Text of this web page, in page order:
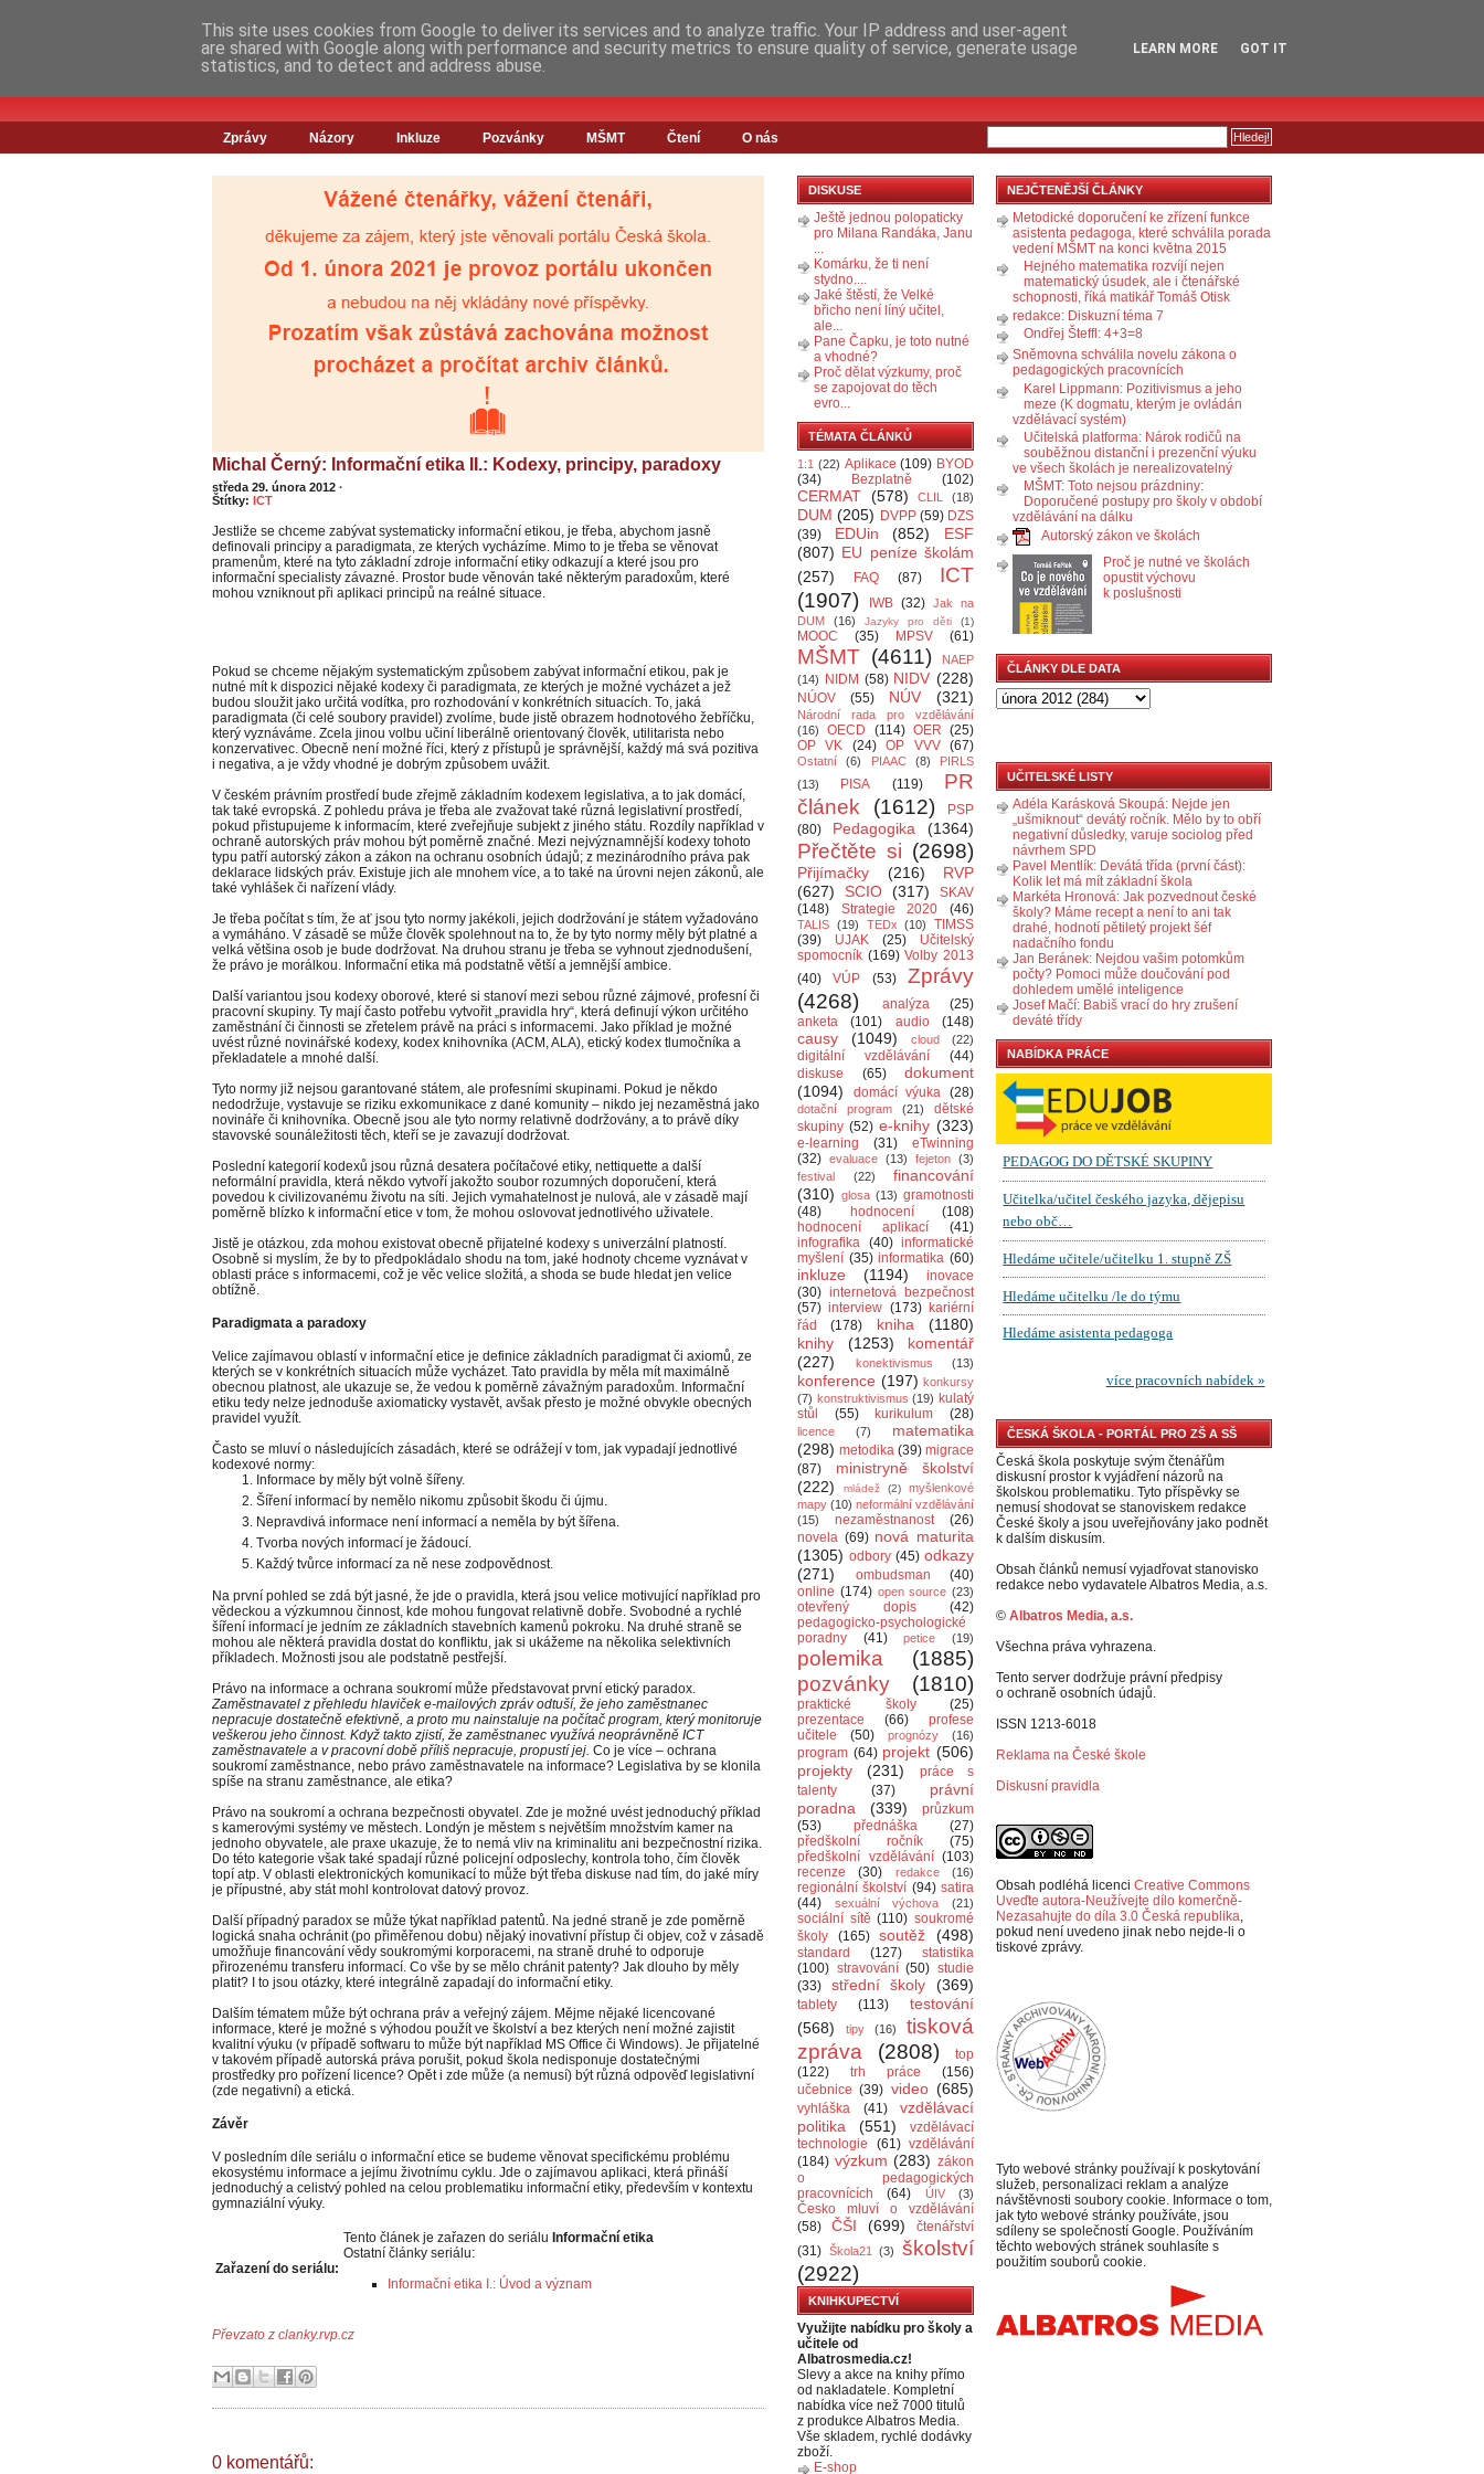
Zprávy Názory Inkluze Pozvánky MŠMT Čtení O nás
Michal Černý: Informační etika II.: Kodexy, principy, paradoxy
středa 29. února 2012 ·
Štítky: ICT
Jestliže se chceme zabývat systematicky informační etikou, je třeba, abychom jasně
definovali principy a paradigmata, ze kterých vycházíme. Mimo to je třeba se věnovat
pramenům, které na tyto základní zdroje informační etiky odkazují a které jsou pro
informační specialisty závazné. Prostor bude věnován také některým paradoxům, které
mohou vzniknout při aplikaci principů na reálné situace.
Pokud se chceme nějakým systematickým způsobem zabývat informační etikou, pak je
nutné mít k dispozici nějaké kodexy či paradigmata, ze kterých je možné vycházet a jež
budou sloužit jako určitá vodítka, pro rozhodování v konkrétních situacích. To, jaká
paradigmata (či celé soubory pravidel) zvolíme, bude jistě obrazem hodnotového žebříčku,
který vyznáváme. Zcela jinou volbu učiní liberálně orientovaný člověk, utilitarista nebo
konzervativec. Obecně není možné říci, který z přístupů je správnější, každý má svá pozitiva
i negativa, a je vždy vhodné je dobrým způsobem uvážit.
V českém právním prostředí bude zřejmě základním kodexem legislativa, a to jak domácí,
tak také evropská. Z pohledu práva je třeba ale zvažovat také různá legislativní prostředí,
pokud přistupujeme k informacím, které zveřejňuje subjekt z jiného státu. Rozdíly například v
ochraně autorských práv mohou být poměrně značné. Mezi nejvýznamnější kodexy tohoto
typu patří autorský zákon a zákon na ochranu osobních údajů; z mezinárodního práva pak
deklarace lidských práv. Existuje jich ale mnohem více, a to také na úrovni nejen zákonů, ale
také vyhlášek či nařízení vlády.
Je třeba počítat s tím, že ať jsou tyto normy jakékoli, jejich dodržování je státem vyžadováno
a vymáháno. V zásadě se může člověk spolehnout na to, že by tyto normy měly být platné a
velká většina osob je bude dodržovat. Na druhou stranu je třeba se vyhnout zjednodušení,
že právo je morálkou. Informační etika má podstatně větší a jemnější ambice.
Další variantou jsou kodexy oborové, které si stanoví mezi sebou různé zájmové, profesní či
pracovní skupiny. Ty mají často potřebu vytvořit „pravidla hry“, která definují výkon určitého
zaměstnání či činnosti se zřetelem právě na práci s informacemi. Jako příklad je možné
uvést různé novinářské kodexy, kodex knihovníka (ACM, ALA), etický kodex tlumočníka a
překladatele a mnohé další.
Tyto normy již nejsou garantované státem, ale profesními skupinami. Pokud je někdo
nedodržuje, vystavuje se riziku exkomunikace z dané komunity – nikdo jej nezaměstná jako
novináře či knihovníka. Obecně jsou ale tyto normy relativně dodržovány, a to právě díky
stavovské sounáležitosti těch, kteří se je zavazují dodržovat.
Poslední kategorií kodexů jsou různá desatera počítačové etiky, nettiquette a další
neformální pravidla, která někdo vytvoří jakožto soubor rozumných doporučení, která
povedou k civilizovanému životu na síti. Jejich vymahatelnost je nulová, ale v zásadě mají
poměrně blízko k informační etice v tom, že mohou oslovovat jednotlivého uživatele.
Jistě je otázkou, zda mohou existovat obecně přijatelné kodexy s univerzální platností.
Osobně si myslím, že by to předpokládalo shodu na tom, jaké hodnoty chceme vyznávat v
oblasti práce s informacemi, což je věc velice složitá, a shoda se bude hledat jen velice
obtížně.
Paradigmata a paradoxy
Velice zajímavou oblastí v informační etice je definice základních paradigmat či axiomů, ze
kterých se v konkrétních situacích může vycházet. Tato pravidla by měla mít maximálně
obecnou platnost, ale ukazuje se, že vedou k poměrně závažným paradoxům. Informační
etiku tedy nelze jednoduše axiomaticky vystavět, avšak přesto je možné obvykle obecných
pravidel využít.
Často se mluví o následujících zásadách, které se odrážejí v tom, jak vypadají jednotlivé
kodexové normy:
Informace by měly být volně šířeny.
Šíření informací by nemělo nikomu způsobit škodu či újmu.
Nepravdivá informace není informací a neměla by být šířena.
Tvorba nových informací je žádoucí.
Každý tvůrce informací za ně nese zodpovědnost.
Na první pohled se zdá být jasné, že jde o pravidla, která jsou velice motivující například pro
vědeckou a výzkumnou činnost, kde mohou fungovat relativně dobře. Svobodné a rychlé
šíření informací je jedním ze základních stavebních kamenů pokroku. Na druhé straně se
mohou ale některá pravidla dostat do konfliktu, jak si ukážeme na několika selektivních
příkladech. Možnosti jsou ale podstatně pestřejší.
Právo na informace a ochrana soukromí může představovat první etický paradox.
Zaměstnavatel z přehledu hlaviček e-mailových zpráv odtuší, že jeho zaměstnanec
nepracuje dostatečně efektivně, a proto mu nainstaluje na počítač program, který monitoruje
veškerou jeho činnost. Když takto zjistí, že zaměstnanec využívá neoprávněně ICT
zaměstnavatele a v pracovní době příliš nepracuje, propustí jej. Co je více – ochrana
soukromí zaměstnance, nebo právo zaměstnavatele na informace? Legislativa by se klonila
spíše na stranu zaměstnance, ale etika?
Právo na soukromí a ochrana bezpečnosti obyvatel. Zde je možné uvést jednoduchý příklad
s kamerovými systémy ve městech. Londýn je městem s největším množstvím kamer na
jednoho obyvatele, ale praxe ukazuje, že to nemá vliv na kriminalitu ani bezpečnostní rizika.
Do této kategorie však také spadají různé policejní odposlechy, kontrola toho, čím člověk
topí atp. V oblasti elektronických komunikací to může být třeba diskuse nad tím, do jaké míry
je přípustné, aby stát mohl kontrolovat datový provoz.
Další případný paradox se může týkat například patentů. Na jedné straně je zde poměrně
logická snaha ochránit (po přiměřenou dobu) nějaký inovativní přístup či objev, což v zásadě
umožňuje financování vědy soukromými korporacemi, na straně druhé to odporuje
přirozenému transferu informací. Co vše by se mělo chránit patenty? Jak dlouho by měly
platit? I to jsou otázky, které integrálně zapadají do informační etiky.
Dalším tématem může být ochrana práv a veřejný zájem. Mějme nějaké licencované
informace, které je možné s výhodou použít ve školství a bez kterých není možné zajistit
kvalitní výuku (v případě softwaru to může být například MS Office či Windows). Je přijatelné
v takovém případě autorská práva porušit, pokud škola nedisponuje dostatečnými
prostředky pro pořízení licence? Opět i zde může (a nemusí) být různá odpověď legislativní
(zde negativní) a etická.
Závěr
V posledním díle seriálu o informační etice se budeme věnovat specifickému problému
ekosystému informace a jejímu životnímu cyklu. Jde o zajímavou aplikaci, která přináší
jednoduchý a celistvý pohled na celou problematiku informační etiky, především v kontextu
gymnaziální výuky.
Zařazení do seriálu:
Tento článek je zařazen do seriálu Informační etika
Ostatní články seriálu:
Informační etika I.: Úvod a význam
Převzato z clanky.rvp.cz
0 komentářů:
DISKUSE
Ještě jednou polopaticky
pro Milana Randáka, Janu
...
Komárku, že ti není
stydno....
Jaké štěstí, že Velké
břicho není líný učitel,
ale...
Pane Čapku, je toto nutné
a vhodné?
Proč dělat výzkumy, proč
se zapojovat do těch
evro...
TÉMATA ČLÁNKŮ
1:1 (22) Aplikace (109) BYOD
(34)
Bezplatně (102)
CERMAT (578) CLIL (18)
DUM (205) DVPP (59) DZS
(39)
EDUin (852)
ESF
(807) EU peníze školám
(257)
FAQ (87)
ICT
(1907)
IWB (32) Jak na
DUM
(16) Jazyky pro děti (1)
MOOC (35) MPSV (61)
MŠMT (4611)
NAEP
(14)
NIDM (58) NIDV (228)
NÚOV (55) NÚV (321)
Národní rada pro vzdělávání
(16)
OECD (114) OER (25)
OP VK
(24) OP VVV (67)
Ostatní (6) PIAAC (8)
PIRLS
(13)
PISA (119)
PR
článek
(1612)
PSP
(80)
Pedagogika (1364)
Přečtěte si (2698)
Přijímačky (216)
RVP
(627)
SCIO (317)
SKAV
(148)
Strategie 2020 (46)
TALIS (19) TEDx (10)
TIMSS
(39)
UJAK (25)
Učitelský
spomocník (169) Volby 2013
(40)
VÚP (53)
Zprávy
(4268)
analýza
(25)
anketa
(101) audio (148)
causy (1049) cloud (22)
digitální vzdělávání
(44)
diskuse
(65)
dokument
(1094)
domácí výuka (28)
dotační program (21)
dětské
skupiny (52) e-knihy (323)
e-learning (31)
eTwinning
(32) evaluace (13) fejeton (3)
festival
(22)
financování
(310) glosa (13) gramotnosti
(48)
hodnocení
(108)
hodnocení aplikací
(41)
infografika (40) informatické
myšlení (35) informatika (60)
inkluze (1194)
inovace
(30) internetová bezpečnost
(57) interview (173) kariérní
řád
(178) kniha
(1180)
knihy
(1253)
komentář
(227)
konektivismus (13)
konference (197) konkursy
(7) konstruktivismus (19) kulatý
stůl
(55) kurikulum (28)
licence (7)
matematika
(298) metodika (39) migrace
(87)
ministryně školství
(222)
mládež (2)
myšlenkové
mapy (10) neformální vzdělávání
(15)
nezaměstnanost
(26)
novela (69) nová maturita
(1305) odbory (45) odkazy
(271)
ombudsman
(40)
online (174) open source (23)
otevřený dopis
(42)
pedagogicko-psychologické
poradny
(41) petice (19)
polemika
(1885)
pozvánky
(1810)
praktické školy
(25)
prezentace
(66)
profese
učitele
(50) prognózy (16)
program (64) projekt (506)
projekty
(231)
práce s
talenty
(37)
právní
poradna
(339)
průzkum
(53)
přednáška
(27)
předškolní ročník
(75)
předškolní vzdělávání (103)
recenze
(30) redakce (16)
regionální školství (94) satira
(44)
sexuální výchova (21)
sociální sítě (110) soukromé
školy
(165) soutěž (498)
standard (127)
statistika
(100) stravování (50) studie
(33)
střední školy (369)
tablety (113)
testování
(568)
tipy (16)
tisková
zpráva
(2808)
top
(122)
trh práce
(156)
učebnice (39) video (685)
vyhláška (41)
vzdělávací
politika
(551)
vzdělávací
technologie
(61) vzdělávání
(184) výzkum (283) zákon
o pedagogických
pracovnících
(64) ÚIV (3)
Česko mluví o vzdělávání
(58)
ČŠI (699)
čtenářství
(31) Škola21 (3)
školství
(2922)
KNIHKUPECTVÍ
Využijte nabídku pro školy a
učitele od
Albatrosmedia.cz!
Slevy a akce na knihy přímo
od nakladatele. Kompletní
nabídka více než 7000 titulů
z produkce Albatros Media.
Vše skladem, rychlé dodávky
zboží.
E-shop
NEJČTENĚJŠÍ ČLÁNKY
Metodické doporučení ke zřízení funkce
asistenta pedagoga, které schválila porada
vedení MŠMT na konci května 2015
Hejného matematika rozvíjí nejen
matematický úsudek, ale i čtenářské
schopnosti, říká matikář Tomáš Otisk
redakce: Diskuzní téma 7
Ondřej Šteffl: 4+3=8
Sněmovna schválila novelu zákona o
pedagogických pracovnících
Karel Lippmann: Pozitivismus a jeho
meze (K dogmatu, kterým je ovládán
vzdělávací systém)
Učitelská platforma: Nárok rodičů na
souběžnou distanční i prezenční výuku
ve všech školách je nerealizovatelný
MŠMT: Toto nejsou prázdniny:
Doporučené postupy pro školy v období
vzdělávání na dálku
Autorský zákon ve školách
Proč je nutné ve školách
opustit výchovu
k poslušnosti
ČLÁNKY DLE DATA
UČITELSKÉ LISTY
Adéla Karásková Skoupá: Nejde jen
„ušmiknout“ devátý ročník. Mělo by to obří
negativní důsledky, varuje sociolog před
návrhem SPD
Pavel Mentlík: Devátá třída (první část):
Kolik let má mít základní škola
Markéta Hronová: Jak pozvednout české
školy? Máme recept a není to ani tak
drahé, hodnotí pětiletý projekt šéf
nadačního fondu
Jan Beránek: Nejdou vašim potomkům
počty? Pomoci může doučování pod
dohledem umělé inteligence
Josef Mačí: Babiš vrací do hry zrušení
deváté třídy
NABÍDKA PRÁCE
ČESKÁ ŠKOLA - PORTÁL PRO ZŠ A SŠ
Česká škola poskytuje svým čtenářům
diskusní prostor k vyjádření názorů na
školskou problematiku. Tyto příspěvky se
nemusí shodovat se stanoviskem redakce
České školy a jsou uveřejňovány jako podnět
k dalším diskusím.
Obsah článků nemusí vyjadřovat stanovisko
redakce nebo vydavatele Albatros Media, a.s.
© Albatros Media, a.s.
Všechna práva vyhrazena.
Tento server dodržuje právní předpisy
o ochraně osobních údajů.
ISSN 1213-6018
Reklama na České škole
Diskusní pravidla
Obsah podléhá licenci Creative Commons
Uveďte autora-Neužívejte dílo komerčně-
Nezasahujte do díla 3.0 Česká republika
pokud není uvedeno jinak nebo nejde-li o
tiskové zprávy.
Tyto webové stránky používají k poskytování
služeb, personalizaci reklam a analýze
návštěvnosti soubory cookie. Informace o tom,
jak tyto webové stránky používáte, jsou
sdíleny se společností Google. Používáním
těchto webových stránek souhlasíte s
použitím souborů cookie.
This site uses cookies from Google to deliver its services and to analyze traffic. Your IP address and user-agent
are shared with Google along with performance and security metrics to ensure quality of service, generate usage
statistics, and to detect and address abuse.
LEARN MORE GOT IT